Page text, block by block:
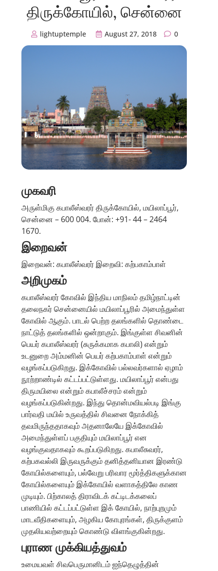
திருக்கோயில், சென்னை
lightuptemple August 27, 2018 0
முகவரி
அருள்மிகு கபாலீஸ்வரர் திருக்கோயில், மயிலாப்பூர்,
சென்னை – 600 004. போன்: +91- 44 – 2464
1670.
இறைவன்
இறைவன்: கபாலீஸ்வரர் இறைவி: கற்பகாம்பாள்
அறிமுகம்
கபாலீஸ்வரர் கோவில் இந்திய மாநிலம் தமிழ்நாட்டின்
தலைநகர் சென்னையில் மயிலாப்பூரில் அமைந்துள்ள
கோவில் ஆகும். பாடல் பெற்ற தலங்களில் தொண்டை
நாட்டுத் தலங்களில் ஒன்றாகும். இங்குள்ள சிவனின்
பெயர் கபாலீஸ்வரர் (சுருக்கமாக கபாலி) என்றும்
உடனுறை அம்மனின் பெயர் கற்பகாம்பாள் என்றும்
வழங்கப்படுகிறது. இக்கோவில் பல்லவர்களால் ஏழாம்
நூற்றாண்டில் கட்டப்பட்டுள்ளது. மயிலாப்பூர் என்பது
திருமயிலை என்றும் கபாலீச்சரம் என்றும்
வழங்கப்படுகின்றது. இந்து தொன்மவியல்படி இங்கு
பார்வதி மயில் உருவத்தில் சிவனை நோக்கித்
தவமிருந்ததாகவும் அதனாலேயே இக்கோவில்
அமைந்துள்ளப் பகுதியும் மயிலாப்பூர் என
வழங்குவதாகவும் கூறப்படுகிறது. கபாலீசுவரர்,
கற்பகவல்லி இருவருக்கும் தனித்தனியான இரண்டு
கோயில்களையும், பல்வேறு பரிவார மூர்த்திகளுக்கான
கோயில்களையும் இக்கோயில் வளாகத்திலே காண
முடியும். பிற்காலத் திராவிடக் கட்டிடக்கலைப்
பாணியில் கட்டப்பட்டுள்ள இக் கோயில், நாற்புறமும்
மாடவீதிகளையும், அழகிய கோபுரங்கள், திருக்குளம்
முதலியவற்றையும் கொண்டு விளங்குகின்றது.
புராண முக்கியத்துவம்
உமையவள் சிவபெருமானிடம் ஐந்தெழுத்தின்